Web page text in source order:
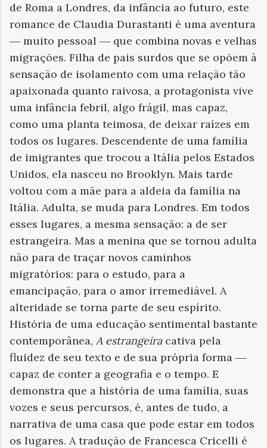
de Roma a Londres, da infância ao futuro, este
romance de Claudia Durastanti é uma aventura
― muito pessoal ― que combina novas e velhas
migrações. Filha de pais surdos que se opõem à
sensação de isolamento com uma relação tão
apaixonada quanto raivosa, a protagonista vive
uma infância febril, algo frágil, mas capaz,
como uma planta teimosa, de deixar raízes em
todos os lugares. Descendente de uma família
de imigrantes que trocou a Itália pelos Estados
Unidos, ela nasceu no Brooklyn. Mais tarde
voltou com a mãe para a aldeia da família na
Itália. Adulta, se muda para Londres. Em todos
esses lugares, a mesma sensação: a de ser
estrangeira. Mas a menina que se tornou adulta
não para de traçar novos caminhos
migratórios: para o estudo, para a
emancipação, para o amor irremediável. A
alteridade se torna parte de seu espírito.
História de uma educação sentimental bastante
contemporânea, A estrangeiracativa pela
fluidez de seu texto e de sua própria forma ―
capaz de conter a geografia e o tempo. E
demonstra que a história de uma família, suas
vozes e seus percursos, é, antes de tudo, a
narrativa de uma casa que pode estar em todos
os lugares. A tradução de Francesca Cricelli é